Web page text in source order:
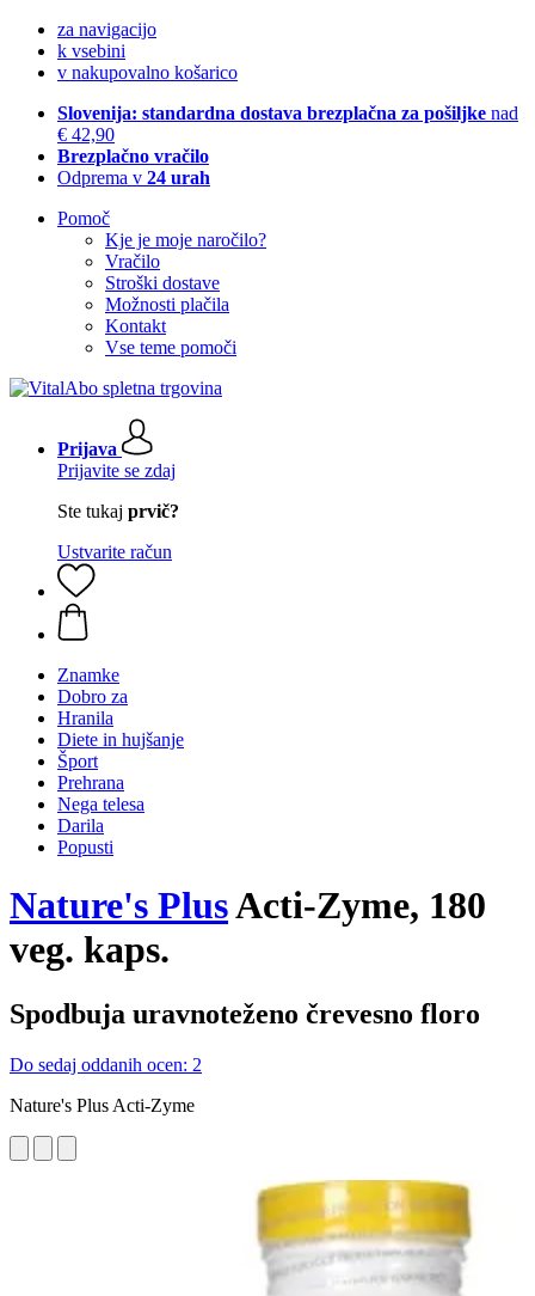
za navigacijo
k vsebini
v nakupovalno košarico
Slovenija: standardna dostava brezplačna za pošiljke nad
€ 42,90
Brezplačno vračilo
Odprema v 24 urah
Pomoč
Kje je moje naročilo?
Vračilo
Stroški dostave
Možnosti plačila
Kontakt
Vse teme pomoči
Prijava
Prijavite se zdaj
Ste tukaj prvič?
Ustvarite račun
Znamke
Dobro za
Hranila
Diete in hujšanje
Šport
Prehrana
Nega telesa
Darila
Popusti
Nature's PlusActi-Zyme, 180
veg. kaps.
Spodbuja uravnoteženo črevesno floro
Do sedaj oddanih ocen: 2
Nature's Plus Acti-Zyme